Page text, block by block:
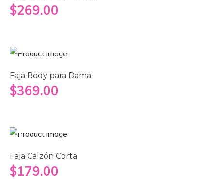
$269.00
Faja Body para Dama
$369.00
Faja Calzón Corta
$179.00